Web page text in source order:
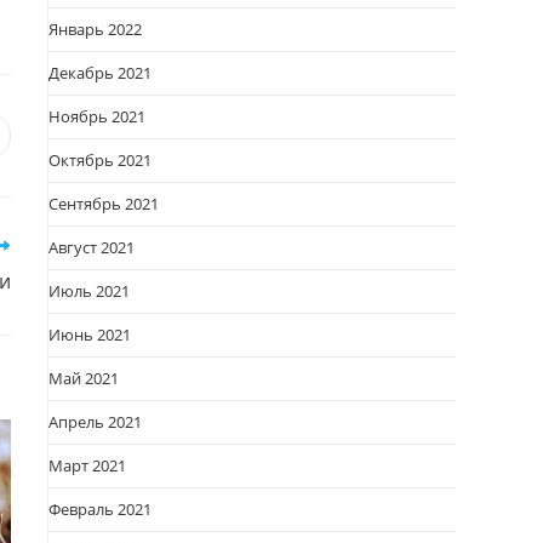
Январь 2022
Декабрь 2021
Ноябрь 2021
Октябрь 2021
Сентябрь 2021
Август 2021
Июль 2021
Июнь 2021
Май 2021
Апрель 2021
Март 2021
Февраль 2021